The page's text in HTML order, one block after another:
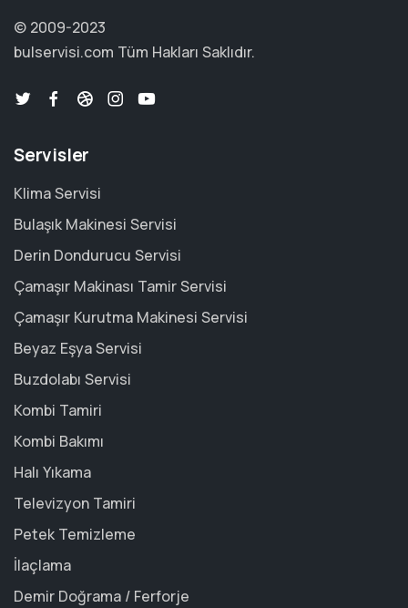
© 2009-2023
bulservisi.com Tüm Hakları Saklıdır.
Servisler
Klima Servisi
Bulaşık Makinesi Servisi
Derin Dondurucu Servisi
Çamaşır Makinası Tamir Servisi
Çamaşır Kurutma Makinesi Servisi
Beyaz Eşya Servisi
Buzdolabı Servisi
Kombi Tamiri
Kombi Bakımı
Halı Yıkama
Televizyon Tamiri
Petek Temizleme
İlaçlama
Demir Doğrama / Ferforje